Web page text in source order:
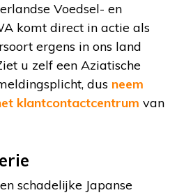
Voedsel- en
komt direct in actie als
ergens in ons land
u zelf een Aziatische
dus neem
klantcontactcentrum van
schadelijke Japanse